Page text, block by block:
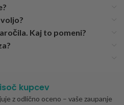
Kaj to pomeni?
kupcev
z odlično oceno – vaše zaupanje